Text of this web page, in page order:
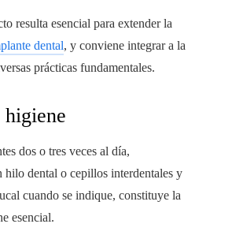
resulta esencial para extender la
dental, y conviene integrar a la
prácticas fundamentales.
dos o tres veces al día,
hilo dental o cepillos interdentales y
cuando se indique, constituye la
esencial.